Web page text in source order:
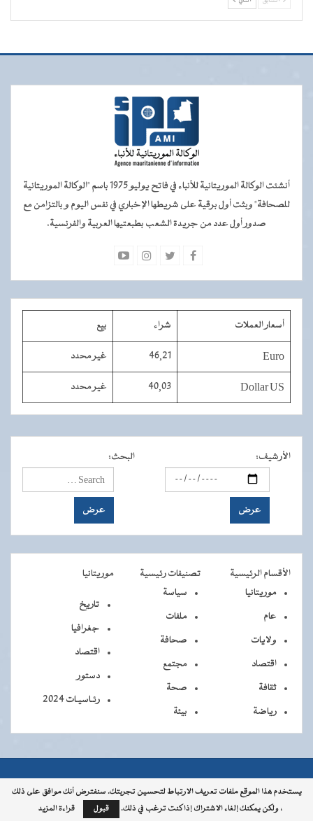
أنشئت الوكالة الموريتانية للأنباء في فاتح يوليو 1975 باسم "الوكالة الموريتانية
للصحافة" وبثت أول برقية على شريطها الإخباري في نفس اليوم و بالتزامن مع
صدور أول عدد من جريدة الشعب بطبعتيها العربية والفرنسية.
أسعار العملات شراء بيع
Euro
46,21 غير محدد
Dollar US
40,03 غير محدد
الأرشيف: البحث:
الأقسام الرئيسية تصنيفات رئيسية
موريتانيا
موريتانيا
عام
ولايات
اقتصاد
ثقافة
رياضة
سياسة
ملفات
صحافة
مجتمع
صحة
بيئة
تاريخ
جغرافيا
اقتصاد
دستور
رئـاسيـات 2024
جميــــع جميع الحقوق محفوظة © 2026 - الوكالة الموريتانية للأنباء
يستخدم هذا الموقع ملفات تعريف الارتباط لتحسين تجربتك. سنفترض أنك موافق على ذلك
، ولكن يمكنك إلغاء الاشتراك إذا كنت ترغب في ذلك.
قبول قراءة المزيد